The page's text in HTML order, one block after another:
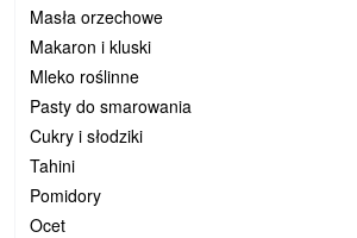
Masła orzechowe
Makaron i kluski
Mleko roślinne
Pasty do smarowania
Cukry i słodziki
Tahini
Pomidory
Ocet